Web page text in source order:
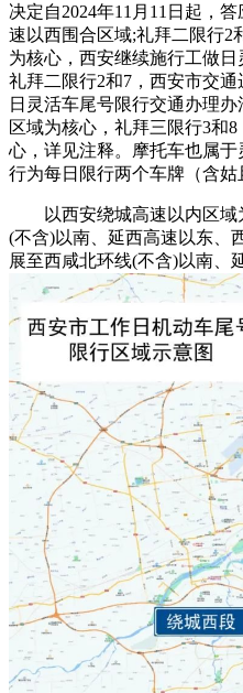
决定自2024年11月11日起，
速以西围合区域;礼拜二限行2
为核心，西安继续施行工做日
礼拜二限行2和7，西安市交
日灵活车尾号限行交通办理
区域为核心，礼拜三限行3和
心，详见注释。摩托车也属
行为每日限行两个车牌（含
以西安绕城高速以内区域
(不含)以南、延西高速以东、
展至西咸北环线(不含)以南、